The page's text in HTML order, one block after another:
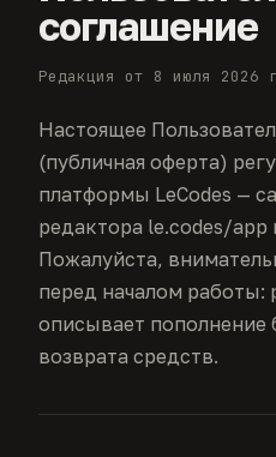
соглашение
Редакция от 8 июля 2026
Настоящее
(публичная оферта)
платформы LeCodes —
редактора le.codes/app
Пожалуйста,
перед началом работы:
описывает пополнение
возврата средств.